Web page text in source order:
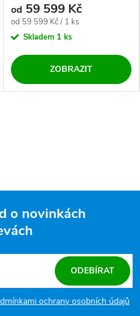
od 59 599 Kč
Měrná cena:
od 59 599 Kč / 1 ks
Skladem 1 ks
ZOBRAZIT
o novinkách
ochrany osobních údajů
ODEBÍRAT